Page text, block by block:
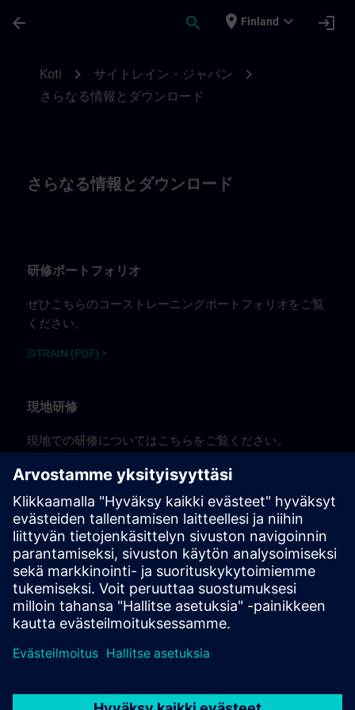
arrow_back search place Finland expand_more login
Koti chevron_right サイトレイン・ジャパン chevron_right
さらなる情報とダウンロード
さらなる情報とダウンロード
研修ポートフォリオ
ぜひこちらのコーストレーニングポートフォリオをご覧
ください。
SITRAIN (PDF) >
現地研修
現地での研修についてはこちらをご覧ください。
JP:SITRAIN オンサイト(PDF) >